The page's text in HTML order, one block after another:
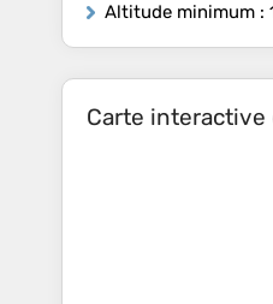
Altitude minimum :
Carte